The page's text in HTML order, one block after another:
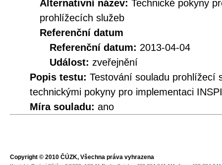
Alternativní název: Technické pokyny
prohlížecích služeb
Referenční datum
Referenční datum: 2013-04-04
Událost: zveřejnění
Popis testu: Testování souladu prohlížecí
technickými pokyny pro implementaci
Míra souladu: ano
Copyright © 2010 ČÚZK, Všechna práva vyhrazena